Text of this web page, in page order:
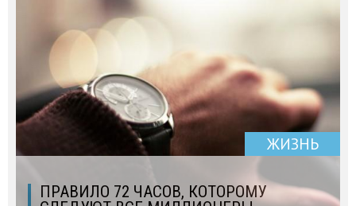
ЖИЗНЬ
ПРАВИЛО 72 ЧАСОВ, КОТОРОМУ